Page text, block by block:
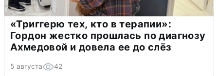
«Триггерю тех, кто в терапии»:
Гордон жестко прошлась по диагнозу
Ахмедовой и довела ее до слёз
5 августа 42